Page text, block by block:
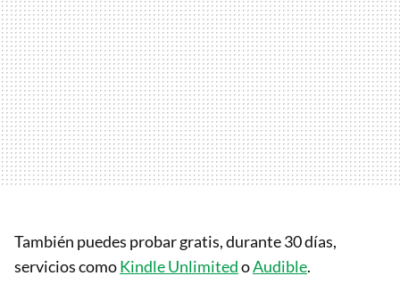
También puedes probar gratis, durante 30 días,
servicios comoKindle UnlimitedoAudible.